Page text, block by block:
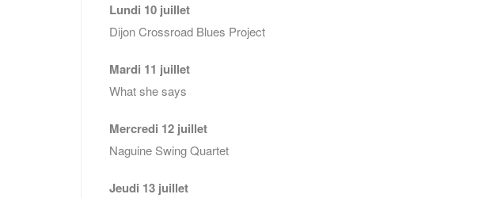
Lundi 10 juillet
Dijon Crossroad Blues Project
Mardi 11 juillet
What she says
Mercredi 12 juillet
Naguine Swing Quartet
Jeudi 13 juillet